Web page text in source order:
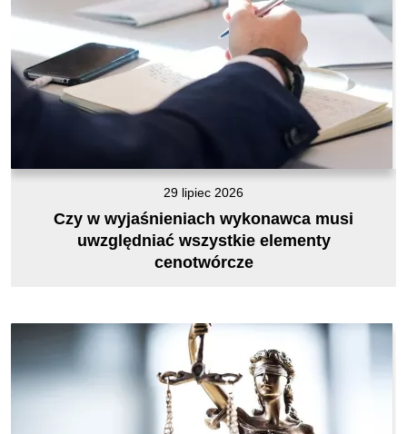
29 lipiec 2026
Czy w wyjaśnieniach wykonawca musi
uwzględniać wszystkie elementy
cenotwórcze